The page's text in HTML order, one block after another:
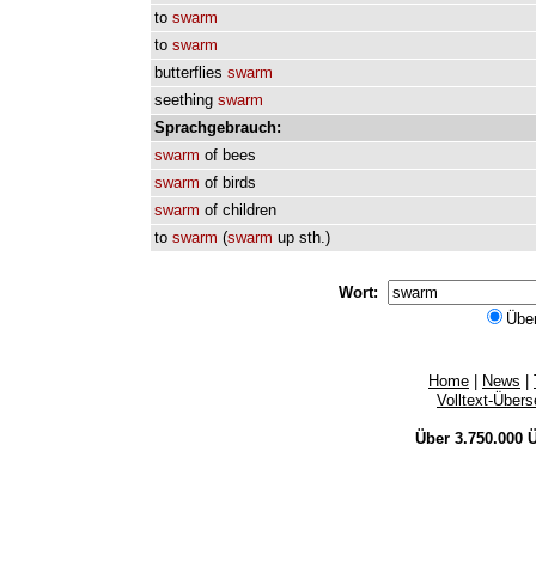
to swarm
to swarm
butterflies swarm
seething swarm
Sprachgebrauch:
swarm of bees
swarm of birds
swarm of children
to swarm (swarm up sth.)
Wort:
Home News
Volltext-
Über 3.750.000